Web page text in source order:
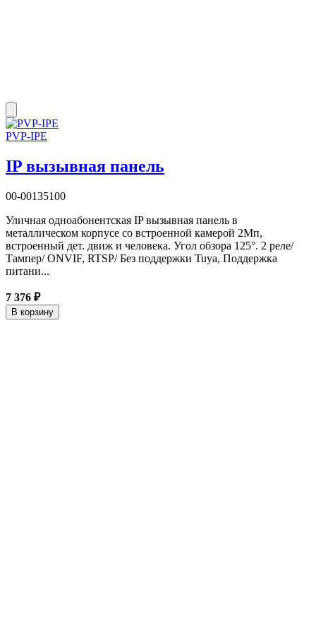
PVP-IPE
IP вызывная панель
00-00135100
Уличная одноабонентская IP вызывная панель в
металлическом корпусе со встроенной камерой 2Мп,
встроенный дет. движ и человека. Угол обзора 125°. 2 реле/
Тампер/ ONVIF, RTSP/ Без поддержки Tuya, Поддержка
питани...
7 376 ₽
В корзину